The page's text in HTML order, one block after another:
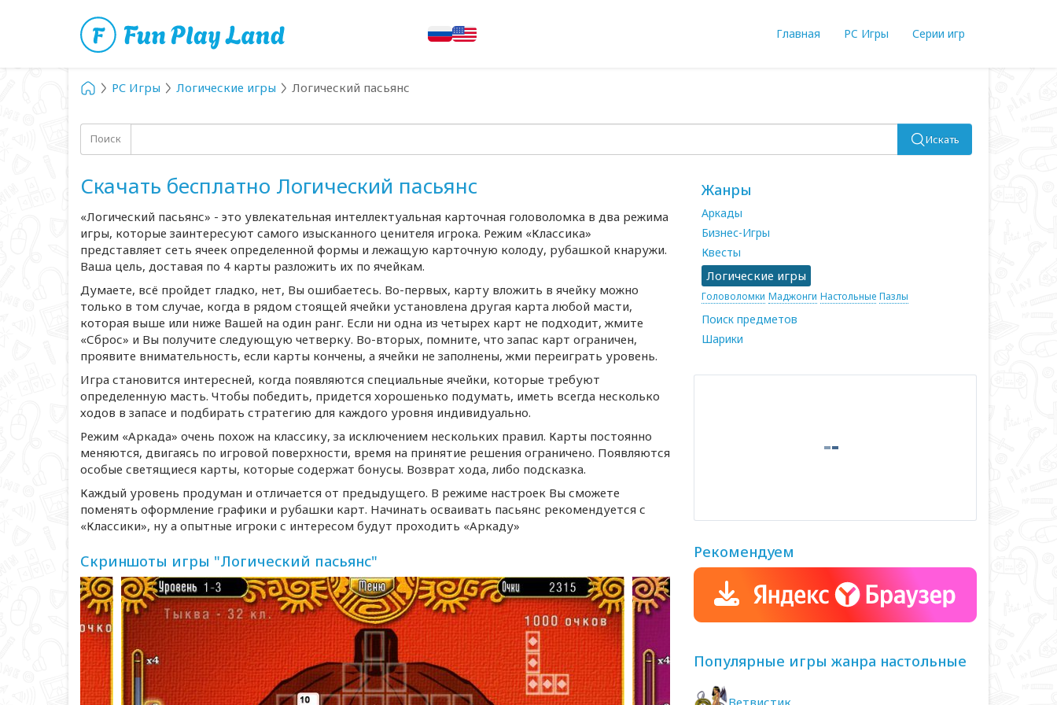
Главная PC Игры Серии игр
PC Игры Логические игры Логический пасьянс
Поиск Искать
Скачать бесплатно Логический пасьянс
«Логический пасьянс» - это увлекательная интеллектуальная карточная головоломка в два режима
игры, которые заинтересуют самого изысканного ценителя игрока. Режим «Классика»
представляет сеть ячеек определенной формы и лежащую карточную колоду, рубашкой кнаружи.
Ваша цель, доставая по 4 карты разложить их по ячейкам.
Думаете, всё пройдет гладко, нет, Вы ошибаетесь. Во-первых, карту вложить в ячейку можно
только в том случае, когда в рядом стоящей ячейки установлена другая карта любой масти,
которая выше или ниже Вашей на один ранг. Если ни одна из четырех карт не подходит, жмите
«Сброс» и Вы получите следующую четверку. Во-вторых, помните, что запас карт ограничен,
проявите внимательность, если карты кончены, а ячейки не заполнены, жми переиграть уровень.
Игра становится интересней, когда появляются специальные ячейки, которые требуют
определенную масть. Чтобы победить, придется хорошенько подумать, иметь всегда несколько
ходов в запасе и подбирать стратегию для каждого уровня индивидуально.
Режим «Аркада» очень похож на классику, за исключением нескольких правил. Карты постоянно
меняются, двигаясь по игровой поверхности, время на принятие решения ограничено. Появляются
особые светящиеся карты, которые содержат бонусы. Возврат хода, либо подсказка.
Каждый уровень продуман и отличается от предыдущего. В режиме настроек Вы сможете
поменять оформление графики и рубашки карт. Начинать осваивать пасьянс рекомендуется с
«Классики», ну а опытные игроки с интересом будут проходить «Аркаду»
Скриншоты игры "Логический пасьянс"
Жанры
Аркады
Бизнес-Игры
Квесты
Логические игры
Головоломки Маджонги Настольные Пазлы
Поиск предметов
Шарики
Рекомендуем
Популярные игры жанра настольные
Ветвистик